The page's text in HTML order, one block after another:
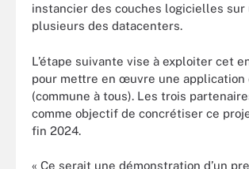
instancier des couches logicielles sur
plusieurs des datacenters.
L’étape suivante vise à exploiter cet
pour mettre en œuvre une application
(commune à tous). Les trois
comme objectif de concrétiser ce
fin 2024.
« Ce serait une démonstration d’un